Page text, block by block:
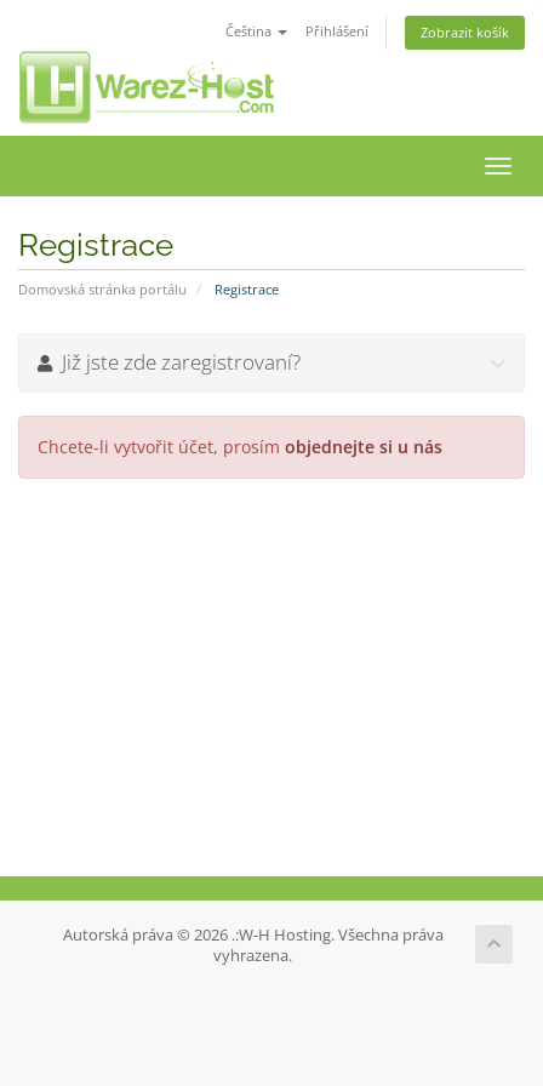
Čeština Přihlášení Zobrazit košík
Registrace
Domovská stránka portálu Registrace
Již jste zde zaregistrovaní?
Chcete-li vytvořit účet, prosím objednejte si u nás
Autorská práva © 2026 .:W-H Hosting. Všechna práva
vyhrazena.